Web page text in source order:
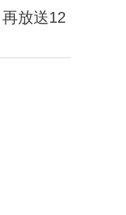
放送12